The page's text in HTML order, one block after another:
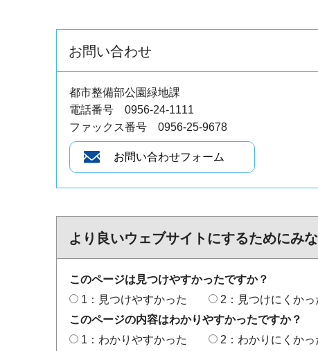
お問い合わせ
都市整備部公園緑地課
電話番号 0956-24-1111
ファックス番号 0956-25-9678
より良いウェブサイトにするためにみ
このページは見つけやすかったですか？
1：見つけやすかった
2：見つけにくかっ
このページの内容はわかりやすかったですか？
1：わかりやすかった
2：わかりにくかっ